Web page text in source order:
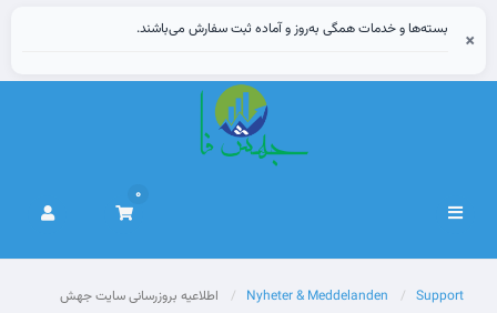
بسته‌ها و خدمات همگی به‌روز و آماده ثبت سفارش می‌باشند. ×
Växla
0
Support
Nyheter & Meddelanden اطلاعیه بروزرسانی سایت جهش‌